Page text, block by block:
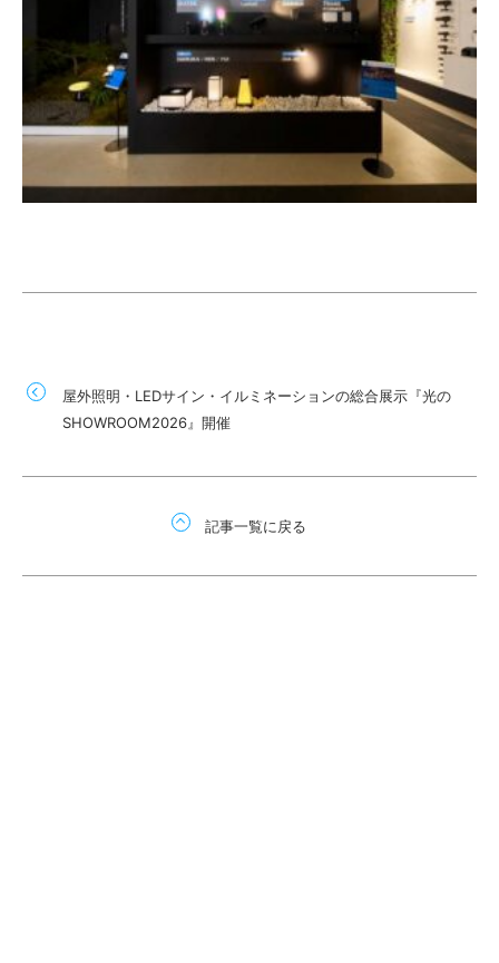
屋外照明・LEDサイン・イルミネーションの総合展示『光の
SHOWROOM2026』開催
記事一覧に戻る